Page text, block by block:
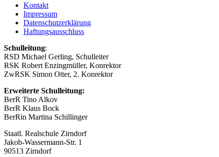
Kontakt
Impressum
Datenschutzerklärung
Haftungsausschluss
Schulleitung:
RSD Michael Gerling, Schulleiter
RSK Robert Enzingmüller, Konrektor
ZwRSK Simon Otter, 2. Konrektor
Erweiterte Schulleitung:
BerR Tino Alkov
BerR Klaus Bock
BerRin Martina Schillinger
Staatl. Realschule Zirndorf
Jakob-Wassermann-Str. 1
90513 Zirndorf